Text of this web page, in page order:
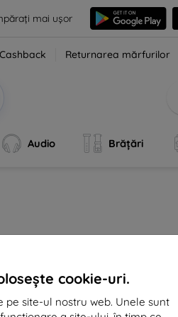
mai ușor
cookie-uri.
pe site-ul nostru web. Unele sunt
Cashback Returnarea mărfurilor
Audio Brățări
și plată
informație
Mărcile noastre